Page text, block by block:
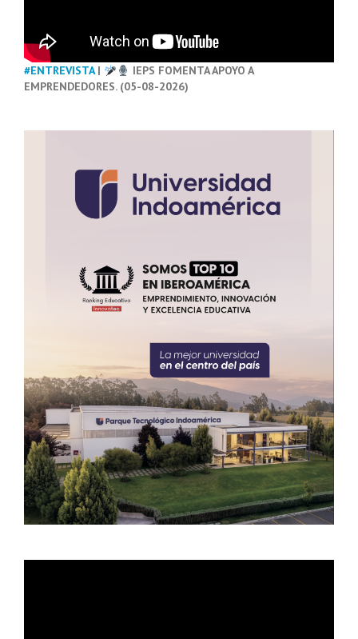
#ENTREVISTA|
IEPS FOMENTA APOYO A
EMPRENDEDORES. (05-08-2026)